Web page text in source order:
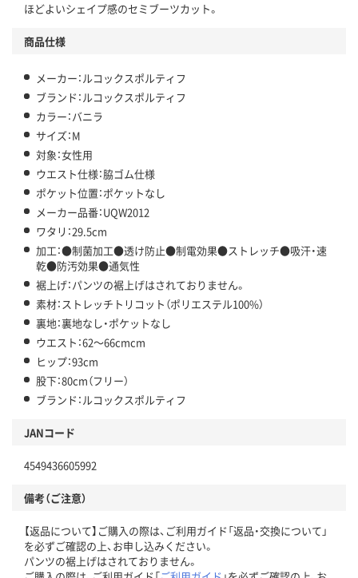
ほどよいシェイプ感のセミブーツカット。
商品仕様
メーカー：ルコックスポルティフ
ブランド：ルコックスポルティフ
カラー：バニラ
サイズ：M
対象：女性用
ウエスト仕様：脇ゴム仕様
ポケット位置：ポケットなし
メーカー品番：UQW2012
ワタリ：29.5cm
加工：●制菌加工●透け防止●制電効果●ストレッチ●吸汗・速
乾●防汚効果●通気性
裾上げ：パンツの裾上げはされておりません。
素材：ストレッチトリコット（ポリエステル100%）
裏地：裏地なし・ポケットなし
ウエスト：62～66cmcm
ヒップ：93cm
股下：80cm（フリー）
ブランド：ルコックスポルティフ
JANコード
4549436605992
備考（ご注意）
【返品について】ご購入の際は、ご利用ガイド「返品・交換について」
を必ずご確認の上、お申し込みください。
パンツの裾上げはされておりません。